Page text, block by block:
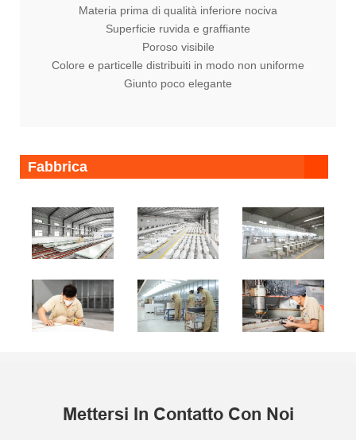
Materia prima di qualità inferiore nociva
Superficie ruvida e graffiante
Poroso visibile
Colore e particelle distribuiti in modo non uniforme
Giunto poco elegante
Fabbrica
Mettersi In Contatto Con Noi